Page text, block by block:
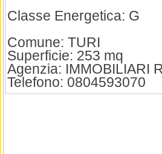
Classe Energetica: G
Comune: TURI
Superficie: 253 mq
Agenzia: IMMOBILIARI
Telefono: 0804593070